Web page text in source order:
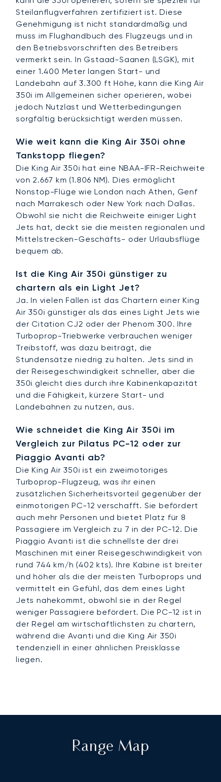
Steilanflugverfahren zertifiziert ist. Diese
Genehmigung ist nicht standardmäßig und
muss im Flughandbuch des Flugzeugs und in
den Betriebsvorschriften des Betreibers
vermerkt sein. In Gstaad-Saanen (LSGK), mit
einer 1.400 Meter langen Start- und
Landebahn auf 3.300 ft Höhe, kann die King Air
350i im Allgemeinen sicher operieren, wobei
jedoch Nutzlast und Wetterbedingungen
sorgfältig berücksichtigt werden müssen.
Wie weit kann die King Air 350i ohne
Tankstopp fliegen?
Die King Air 350i hat eine NBAA-IFR-Reichweite
von 2.667 km (1.806 NM). Dies ermöglicht
Nonstop-Flüge wie London nach Athen, Genf
nach Marrakesch oder New York nach Dallas.
Obwohl sie nicht die Reichweite einiger Light
Jets hat, deckt sie die meisten regionalen und
Mittelstrecken-Geschäfts- oder Urlaubsflüge
bequem ab.
Ist die King Air 350i günstiger zu
chartern als ein Light Jet?
Ja. In vielen Fällen ist das Chartern einer King
Air 350i günstiger als das eines Light Jets wie
der Citation CJ2 oder der Phenom 300. Ihre
Turboprop-Triebwerke verbrauchen weniger
Treibstoff, was dazu beiträgt, die
Stundensätze niedrig zu halten. Jets sind in
der Reisegeschwindigkeit schneller, aber die
350i gleicht dies durch ihre Kabinenkapazität
und die Fähigkeit, kürzere Start- und
Landebahnen zu nutzen, aus.
Wie schneidet die King Air 350i im
Vergleich zur Pilatus PC-12 oder zur
Piaggio Avanti ab?
Die King Air 350i ist ein zweimotoriges
Turboprop-Flugzeug, was ihr einen
zusätzlichen Sicherheitsvorteil gegenüber der
einmotorigen PC-12 verschafft. Sie befördert
auch mehr Personen und bietet Platz für 8
Passagiere im Vergleich zu 7 in der PC-12. Die
Piaggio Avanti ist die schnellste der drei
Maschinen mit einer Reisegeschwindigkeit von
rund 744 km/h (402 kts). Ihre Kabine ist breiter
und höher als die der meisten Turboprops und
vermittelt ein Gefühl, das dem eines Light
Jets nahekommt, obwohl sie in der Regel
weniger Passagiere befördert. Die PC-12 ist in
der Regel am wirtschaftlichsten zu chartern,
während die Avanti und die King Air 350i
tendenziell in einer ähnlichen Preisklasse
liegen.
Range Map